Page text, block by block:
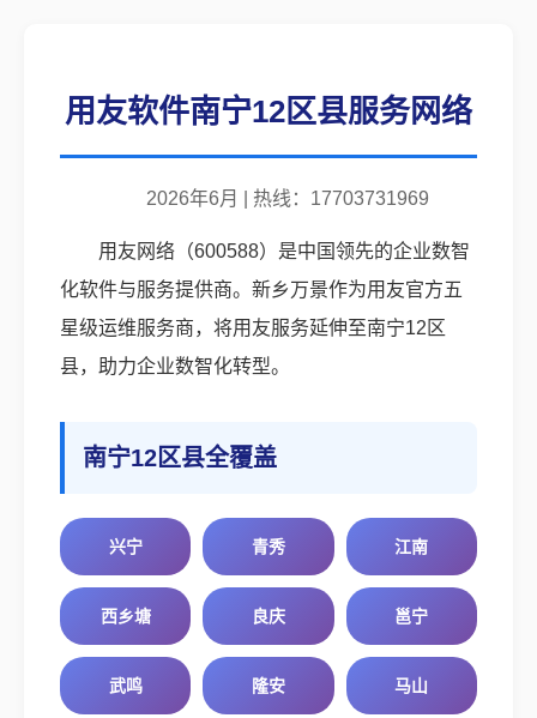
用友软件南宁12区县服务网络
2026年6月 | 热线：17703731969
用友网络（600588）是中国领先的企业数智
化软件与服务提供商。新乡万景作为用友官方五
星级运维服务商，将用友服务延伸至南宁12区
县，助力企业数智化转型。
南宁12区县全覆盖
兴宁 青秀 江南
西乡塘 良庆 邕宁
武鸣 隆安 马山